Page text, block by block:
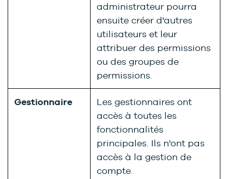
administrateur pourra
ensuite créer d'autres
utilisateurs et leur
attribuer des permissions
ou des groupes de
permissions.
Gestionnaire
Les gestionnaires ont
accès à toutes les
fonctionnalités
principales. Ils n'ont pas
accès à la gestion de
compte.